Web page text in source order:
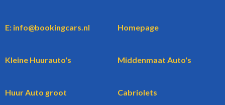
E: info@bookingcars.nl Homepage
Kleine Huurauto's Middenmaat Auto's
Huur Auto groot Cabriolets